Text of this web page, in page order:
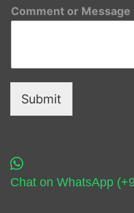
Comment or Message
Submit
Chat on WhatsApp